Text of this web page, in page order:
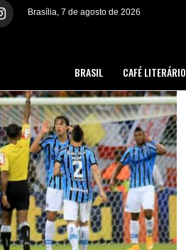
Brasília, 7 de agosto de 2026
BRASIL CAFÉ LITERÁRIO